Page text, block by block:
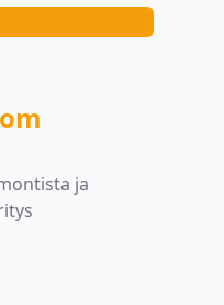
ja